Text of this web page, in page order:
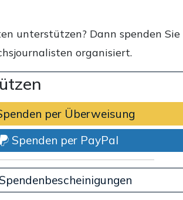
unterstützen? Dann spenden
organisiert.
per Überweisung
Spenden per PayPal